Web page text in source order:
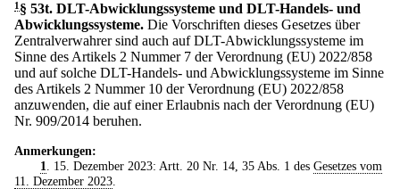
1 § 53t. DLT-Abwicklungssysteme und DLT-Handels- und
Abwicklungssysteme. Die Vorschriften dieses Gesetzes über
Zentralverwahrer sind auch auf DLT-Abwicklungssysteme im
Sinne des Artikels 2 Nummer 7 der Verordnung (EU) 2022/858
und auf solche DLT-Handels- und Abwicklungssysteme im Sinne
des Artikels 2 Nummer 10 der Verordnung (EU) 2022/858
anzuwenden, die auf einer Erlaubnis nach der Verordnung (EU)
Nr. 909/2014 beruhen.
Anmerkungen:
1
. 15. Dezember 2023: Artt. 20 Nr. 14, 35 Abs. 1 des Gesetzes vom
11. Dezember 2023